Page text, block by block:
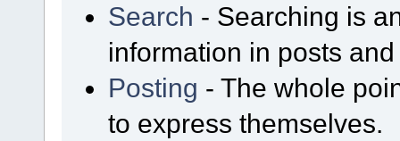
Search - Searching is
information in posts
Posting - The whole
to express themselves.